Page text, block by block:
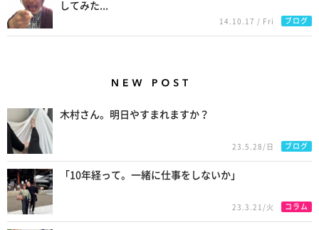
してみた...
14.10.17 / Fri ブログ
木村さん。明日やすまれますか？
23.5.28/日 ブログ
「10年経って。一緒に仕事をしないか」
23.3.21/火 コラム